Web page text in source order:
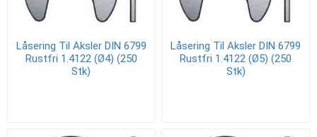
Låsering Til Aksler DIN 6799
Rustfri 1.4122 (Ø4) (250
Stk)
Låsering Til Aksler DIN 6799
Rustfri 1.4122 (Ø5) (250
Stk)